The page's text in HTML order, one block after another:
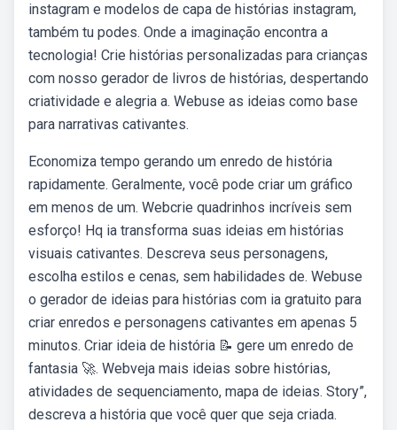
instagram e modelos de capa de histórias instagram,
também tu podes. Onde a imaginação encontra a
tecnologia! Crie histórias personalizadas para crianças
com nosso gerador de livros de histórias, despertando
criatividade e alegria a. Webuse as ideias como base
para narrativas cativantes.
Economiza tempo gerando um enredo de história
rapidamente. Geralmente, você pode criar um gráfico
em menos de um. Webcrie quadrinhos incríveis sem
esforço! Hq ia transforma suas ideias em histórias
visuais cativantes. Descreva seus personagens,
escolha estilos e cenas, sem habilidades de. Webuse
o gerador de ideias para histórias com ia gratuito para
criar enredos e personagens cativantes em apenas 5
minutos. Criar ideia de história 📝 gere um enredo de
fantasia 🚀. Webveja mais ideias sobre histórias,
atividades de sequenciamento, mapa de ideias. Story”,
descreva a história que você quer que seja criada.